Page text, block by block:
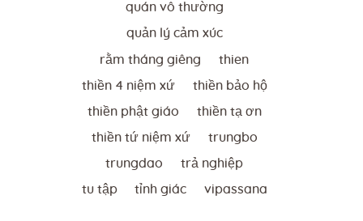
quán vô thường
quản lý cảm xúc
rằm tháng giêng thien
thiền 4 niệm xứ thiền bảo hộ
thiền phật giáo thiền tạ ơn
thiền tứ niệm xứ trungbo
trungdao trả nghiệp
tu tập tỉnh giác vipassana